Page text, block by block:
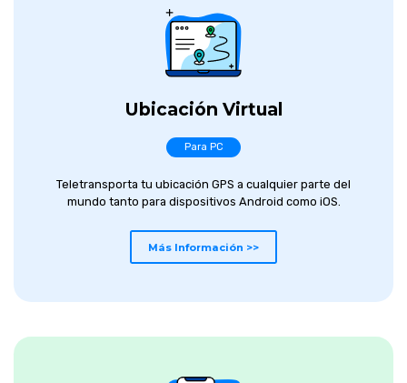
Ubicación Virtual
Para PC
Teletransporta tu ubicación GPS a cualquier parte del
mundo tanto para dispositivos Android como iOS.
Más Información >>